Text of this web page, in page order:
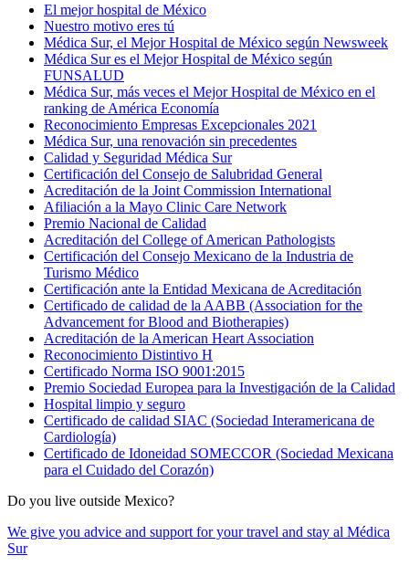
El mejor hospital de México
Nuestro motivo eres tú
Médica Sur, el Mejor Hospital de México según Newsweek
Médica Sur es el Mejor Hospital de México según
FUNSALUD
Médica Sur, más veces el Mejor Hospital de México en el
ranking de América Economía
Reconocimiento Empresas Excepcionales 2021
Médica Sur, una renovación sin precedentes
Calidad y Seguridad Médica Sur
Certificación del Consejo de Salubridad General
Acreditación de la Joint Commission International
Afiliación a la Mayo Clinic Care Network
Premio Nacional de Calidad
Acreditación del College of American Pathologists
Certificación del Consejo Mexicano de la Industria de
Turismo Médico
Certificación ante la Entidad Mexicana de Acreditación
Certificado de calidad de la AABB (Association for the
Advancement for Blood and Biotherapies)
Acreditación de la American Heart Association
Reconocimiento Distintivo H
Certificado Norma ISO 9001:2015
Premio Sociedad Europea para la Investigación de la Calidad
Hospital limpio y seguro
Certificado de calidad SIAC (Sociedad Interamericana de
Cardiología)
Certificado de Idoneidad SOMECCOR (Sociedad Mexicana
para el Cuidado del Corazón)
Do you live outside Mexico?
We give you advice and support for your travel and stay al Médica
Sur